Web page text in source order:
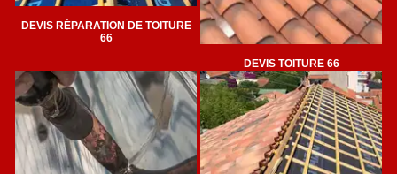
DEVIS RÉPARATION DE TOITURE
66
DEVIS TOITURE 66